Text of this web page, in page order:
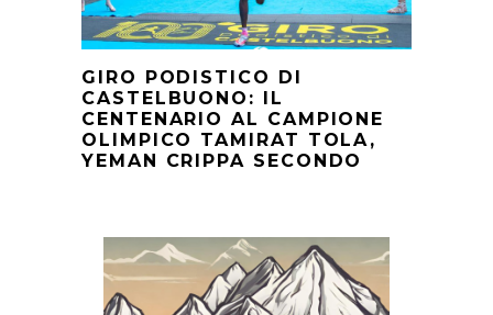
GIRO PODISTICO DI
CASTELBUONO: IL
CENTENARIO AL CAMPIONE
OLIMPICO TAMIRAT TOLA,
YEMAN CRIPPA SECONDO